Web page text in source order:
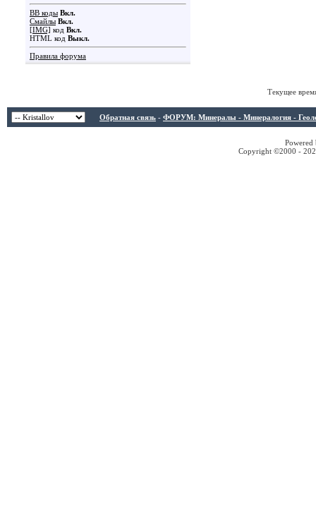
BB коды Вкл.
Смайлы Вкл.
[IMG] код Вкл.
HTML код Выкл.
Правила форума
Текущее
Обратная связь - ФОРУМ: Минералы - Минералогия -
Copyright ©2000 -